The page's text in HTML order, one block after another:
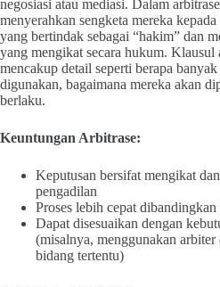
negosiasi atau mediasi. Dalam
menyerahkan sengketa mereka
yang bertindak sebagai “hakim” dan
yang mengikat secara hukum. Klausul
mencakup detail seperti berapa
digunakan, bagaimana mereka akan
berlaku.
Keuntungan Arbitrase:
Keputusan bersifat mengikat
pengadilan
Proses lebih cepat dibandingkan
Dapat disesuaikan dengan
(misalnya, menggunakan
bidang tertentu)